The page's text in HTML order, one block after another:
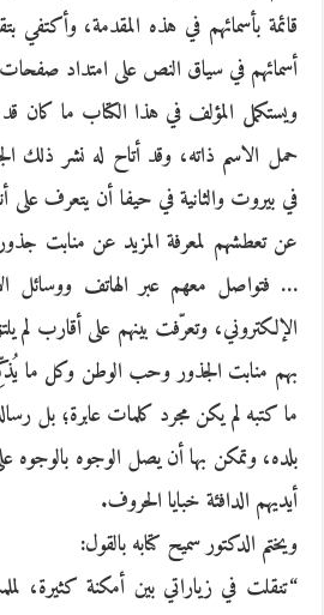
قائمة بأسمائهم في هذه المقدمة، وأكتفي
أسمائهم في سياق النص على امتداد
ويستكمل المؤلف في هذا الكتاب ما كان
حمل الاسم ذاته، وقد أتاح له نشر ذلك
في بيروت والثانية في حيفا أن يتعرف
عن تعطشهم لمعرفة المزيد عن منابت
… فتواصل معهم عبر الهاتف ووسائل
الإلكتروني، وتعرّفت بينهم على أقارب لم
بهم منابت الجذور وحب الوطن وكل ما
ما كتبه لم يكن مجرد كلمات عابرة؛ بل
بلده، وتمكن بها أن يصل الوجوه
أيديهم الدافئة خبايا الحروف.
ويختم الدكتور سميح كتابه بالقول:
“تنقلت في زياراتي بين أمكنة كثيرة،